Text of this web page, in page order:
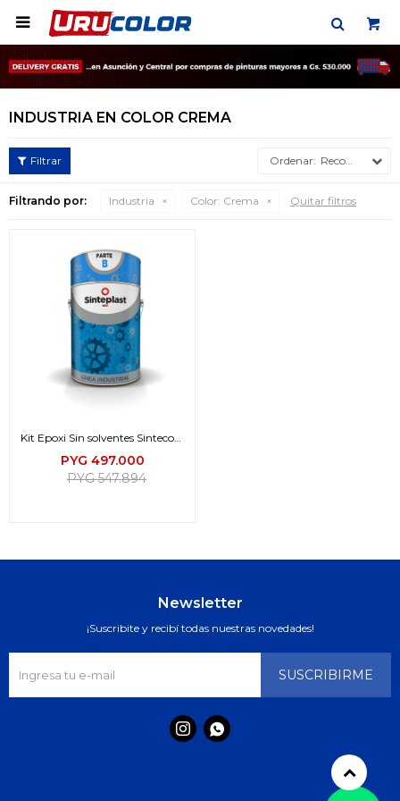

INDUSTRIA EN COLOR CREMA
Recomendados
Filtrando por: Industria Color: Crema Quitar filtros
Kit Epoxi Sin solventes Sintecoat
467 (A+B)
PYG 497.000
PYG 547.894
Newsletter
¡Suscribite y recibí todas nuestras novedades!
SUSCRIBIRME
 